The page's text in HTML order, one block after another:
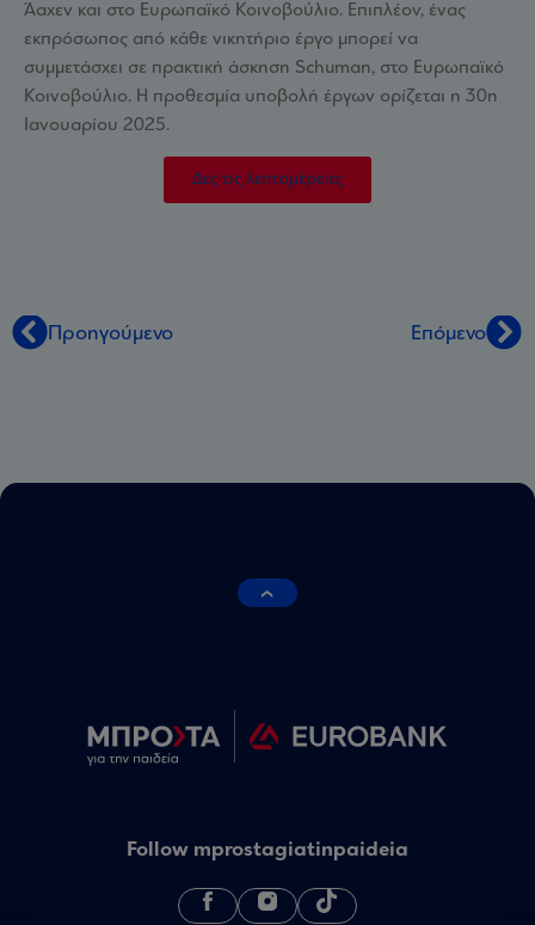
Άαχεν και στο Ευρωπαϊκό Κοινοβούλιο. Επιπλέον, ένας
εκπρόσωπος από κάθε νικητήριο έργο μπορεί να
συμμετάσχει σε πρακτική άσκηση Schuman, στο Ευρωπαϊκό
Κοινοβούλιο. Η προθεσμία υποβολή έργων ορίζεται η 30η
Ιανουαρίου 2025.
Δες τις λεπτομέρειες
Προηγούμενο Επόμενο
Follow mprostagiatinpaideia